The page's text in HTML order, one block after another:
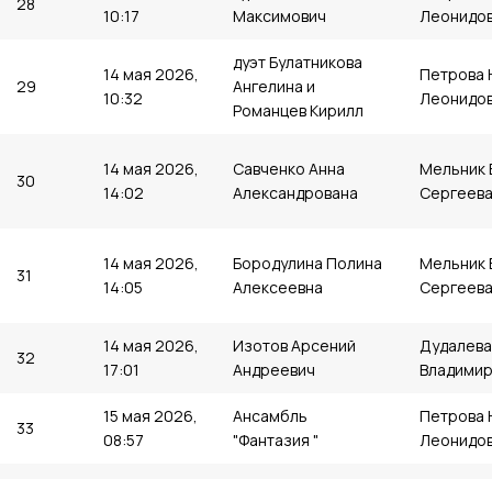
10:17
Максимович
29
14 мая 2026,
10:32
дуэт Булатникова
Ангелина и
Романцев Кирилл
Петрова
30
14 мая 2026,
14:02
Савченко Анна
Александрована
Мельник
31
14 мая 2026,
14:05
Бородулина Полина
Алексеевна
Мельник
32
14 мая 2026,
17:01
Изотов Арсений
Андреевич
33
15 мая 2026,
08:57
Ансамбль
"Фантазия "
Петрова